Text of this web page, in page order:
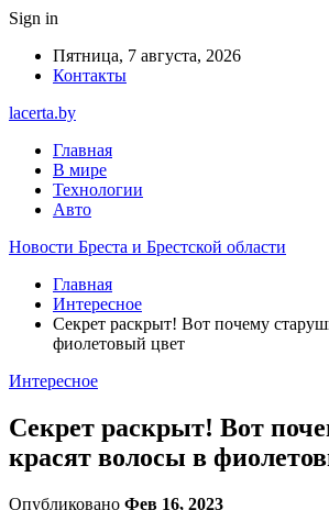
Sign in
Пятница, 7 августа, 2026
Контакты
lacerta.by
Главная
В мире
Технологии
Авто
Новости Бреста и Брестской области
Главная
Интересное
Секрет раскрыт! Вот почему
фиолетовый цвет
Интересное
Секрет раскрыт! Вот
красят волосы в
Опубликовано Фев 16, 2023